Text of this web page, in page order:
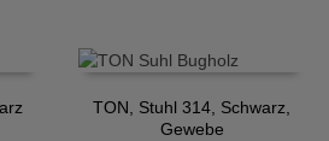
TON, Stuhl 314, Schwarz,
Gewebe